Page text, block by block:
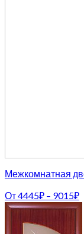
Межкомнатная
От4445₽ – 9015₽